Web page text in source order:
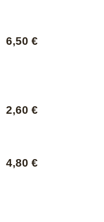
6,50 €
2,60 €
4,80 €